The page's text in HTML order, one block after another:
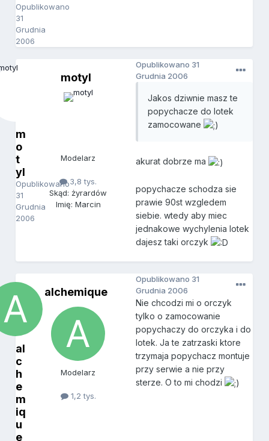
Opublikowano
31
Grudnia
2006
m
o
t
yl
Opublikowano
31
Grudnia
2006
motyl
Modelarz
3,8 tys.
Skąd: żyrardów
Imię: Marcin
Opublikowano 31
Grudnia 2006
Jakos dziwnie masz te
popychacze do lotek
zamocowane
akurat dobrze ma
popychacze schodza sie
prawie 90st wzgledem
siebie. wtedy aby miec
jednakowe wychylenia lotek
dajesz taki orczyk
al
c
h
e
m
iq
u
e
alchemique
Modelarz
1,2 tys.
Opublikowano 31
Grudnia 2006
Nie chcodzi mi o orczyk
tylko o zamocowanie
popychaczy do orczyka i do
lotek. Ja te zatrzaski ktore
trzymaja popychacz montuje
przy serwie a nie przy
sterze. O to mi chodzi